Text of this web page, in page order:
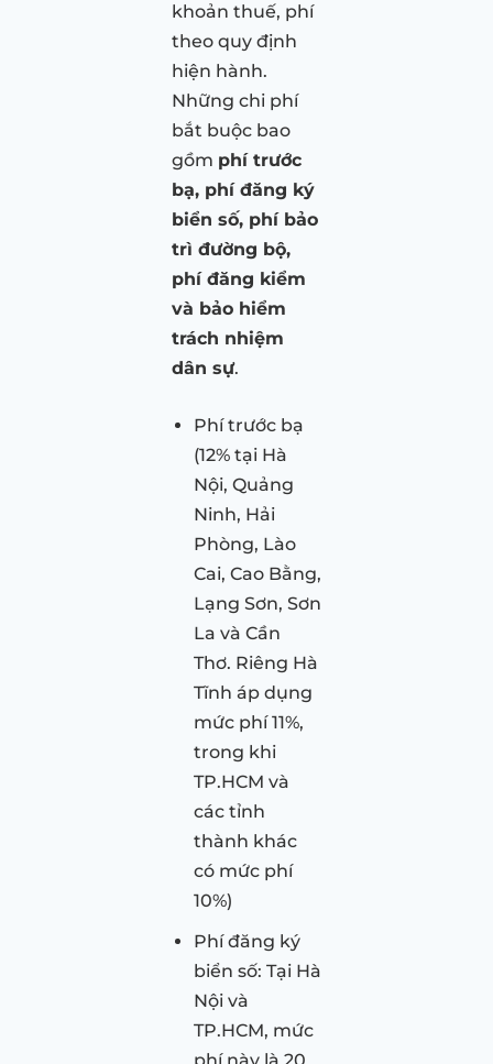
khoản thuế, phí
theo quy định
hiện hành.
Những chi phí
bắt buộc bao
gồm phí trước
bạ, phí đăng ký
biển số, phí bảo
trì đường bộ,
phí đăng kiểm
và bảo hiểm
trách nhiệm
dân sự.
Phí trước bạ
(12% tại Hà
Nội, Quảng
Ninh, Hải
Phòng, Lào
Cai, Cao Bằng,
Lạng Sơn, Sơn
La và Cần
Thơ. Riêng Hà
Tĩnh áp dụng
mức phí 11%,
trong khi
TP.HCM và
các tỉnh
thành khác
có mức phí
10%)
Phí đăng ký
biển số: Tại Hà
Nội và
TP.HCM, mức